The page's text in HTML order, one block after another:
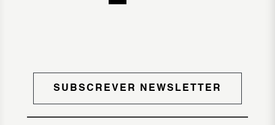
SUBSCREVER NEWSLETTER